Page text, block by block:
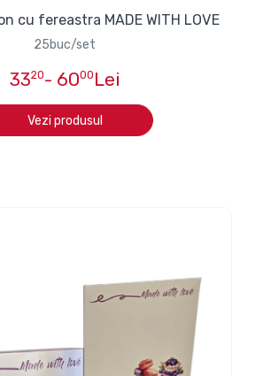
cu fereastra MADE WITH LOVE
25buc/set
3320- 6000 Lei
Vezi produsul